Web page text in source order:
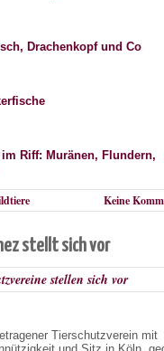
Drachenkopf und Co
Riff: Muränen, Flundern,
Keine
stellt sich vor
stellen sich vor
Tierschutzverein mit